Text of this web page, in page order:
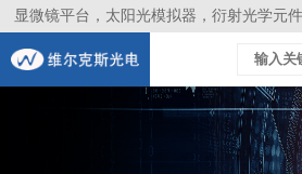
显微镜平台，太阳光模拟器，衍射光学元
谱仪，生物激光器，光束分析仪，Layertec